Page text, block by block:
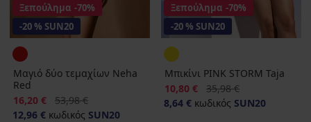
Ξεπούλημα -70%
-20 % SUN20
Μαγιό δύο τεμαχίων Neha
Red
Έκπτωση
16,20 € Αρχική τιμή
53,98 €
12,96 € κωδικός SUN20
Ξεπούλημα -70%
-20 % SUN20
Μπικίνι PINK STORM Taja
Έκπτωση
10,80 € Αρχική τιμή
35,98 €
8,64 € κωδικός SUN20